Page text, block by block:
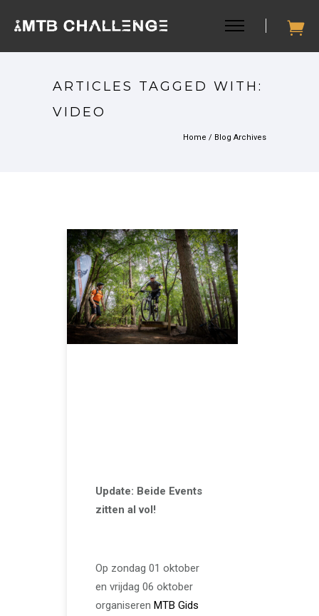
ARTICLES TAGGED WITH:
VIDEO
Home / Blog Archives
Update: Beide Events
zitten al vol!
Op zondag 01 oktober
en vrijdag 06 oktober
organiseren MTB Gids